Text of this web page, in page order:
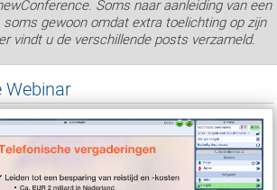
Soms naar aanleiding van een
soms gewoon omdat extra toelichting op zijn
vindt u de verschillende posts verzameld.
Webinar